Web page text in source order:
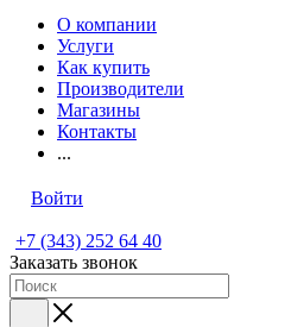
О компании
Услуги
Как купить
Производители
Магазины
Контакты
...
Войти
+7 (343) 252 64 40
Заказать звонок